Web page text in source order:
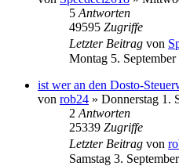
5 Antworten
49595 Zugriffe
Letzter Beitrag von
Montag 5.
ist wer an den Dosto-
von rob24 » Donnerstag 1.
2 Antworten
25339 Zugriffe
Letzter Beitrag von
Samstag 3.